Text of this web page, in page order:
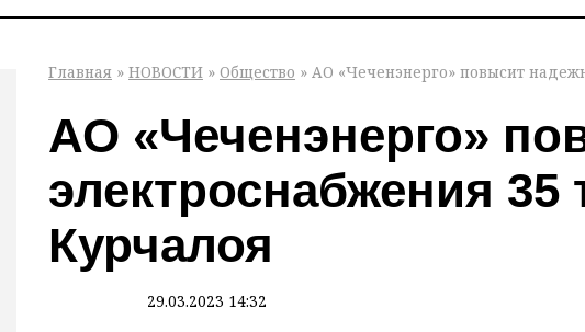
Главная » НОВОСТИ » Общество » АО «Чеченэнерго» повысит
АО «Чеченэнерго»
электроснабжения 35
Курчалоя
29.03.2023 14:32